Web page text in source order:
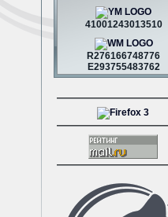
41001243013510
R276166748776
E293755483762